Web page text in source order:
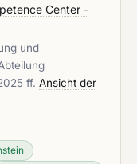
Center -
und
ff. Ansicht der